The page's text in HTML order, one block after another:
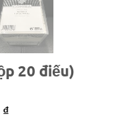
20 điếu)
₫Giá